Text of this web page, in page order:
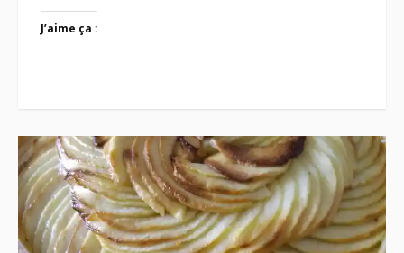
J’aime ça :